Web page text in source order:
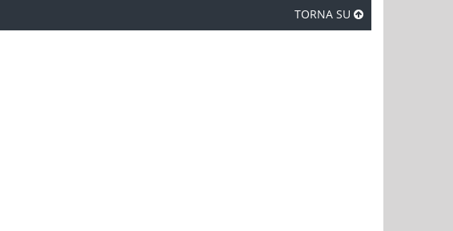
TORNA SU